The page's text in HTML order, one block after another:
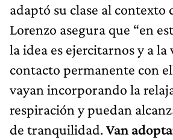
adaptó su clase al contexto
Lorenzo asegura que “en
la idea es ejercitarnos y a la
contacto permanente con
vayan incorporando la
respiración y puedan
de tranquilidad.Van